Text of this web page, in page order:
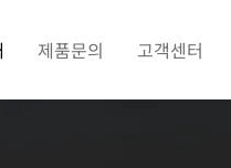
제품문의 고객센터